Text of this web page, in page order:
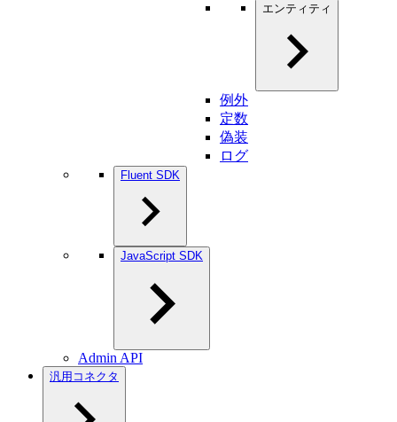
エンティティ
例外
定数
偽装
ログ
Fluent SDK
JavaScript SDK
Admin API
汎用コネクタ